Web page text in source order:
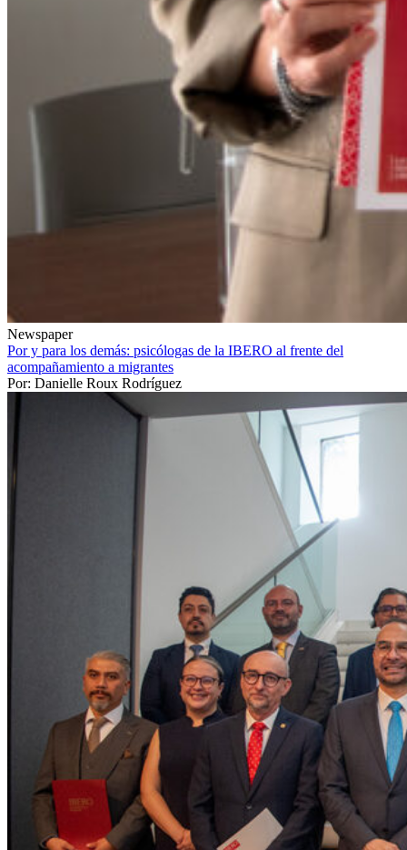
Newspaper
Por y para los demás: psicólogas de la IBERO al frente del
acompañamiento a migrantes
Por: Danielle Roux Rodríguez